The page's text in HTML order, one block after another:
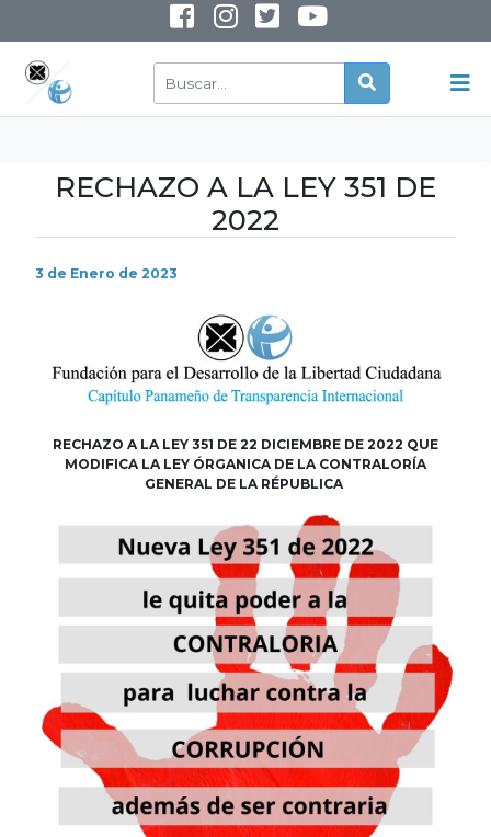
RECHAZO A LA LEY 351 DE
2022
3 de Enero de 2023
RECHAZO A LA LEY 351 DE 22 DICIEMBRE DE 2022 QUE
MODIFICA LA LEY ÓRGANICA DE LA CONTRALORÍA
GENERAL DE LA RÉPUBLICA